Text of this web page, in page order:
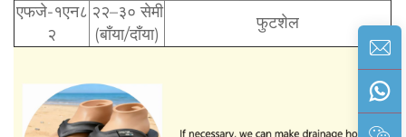
एफजे-१एन८
२
२२–३० सेमी
(बाँया/दाँया)
फुटशेल